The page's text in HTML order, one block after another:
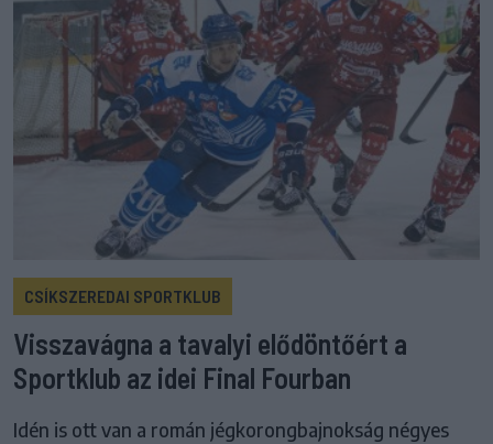
CSÍKSZEREDAI SPORTKLUB
Visszavágna a tavalyi elődöntőért a
Sportklub az idei Final Fourban
Idén is ott van a román jégkorongbajnokság négyes